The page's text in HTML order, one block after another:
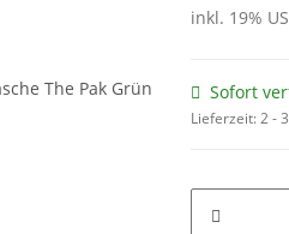
inkl. 19%
Sofort
Lieferzeit:2 -